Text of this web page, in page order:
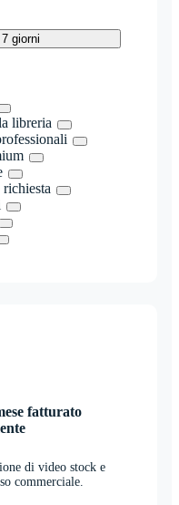
giorni
libreria
fatturato
di video stock e
commerciale.